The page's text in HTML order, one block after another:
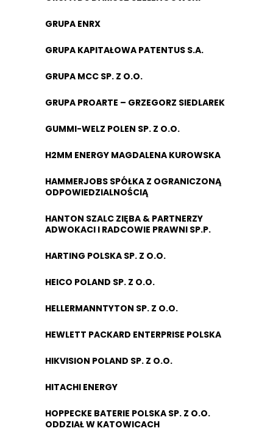
GRUPA ENRX
GRUPA KAPITAŁOWA PATENTUS S.A.
GRUPA MCC SP. Z O.O.
GRUPA PROARTE – GRZEGORZ SIEDLAREK
GUMMI-WELZ POLEN SP. Z O.O.
H2MM ENERGY MAGDALENA KUROWSKA
HAMMERJOBS SPÓŁKA Z OGRANICZONĄ
ODPOWIEDZIALNOŚCIĄ
HANTON SZALC ZIĘBA & PARTNERZY
ADWOKACI I RADCOWIE PRAWNI SP.P.
HARTING POLSKA SP. Z O.O.
HEICO POLAND SP. Z O.O.
HELLERMANNTYTON SP. Z O.O.
HEWLETT PACKARD ENTERPRISE POLSKA
HIKVISION POLAND SP. Z O.O.
HITACHI ENERGY
HOPPECKE BATERIE POLSKA SP. Z O.O.
ODDZIAŁ W KATOWICACH